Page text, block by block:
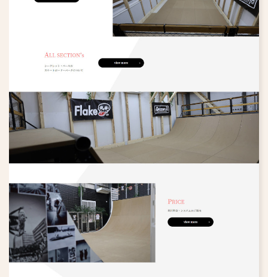
メーカー・製造業
食品・飲食店
協会・団体
ウェディング 保育園・幼稚園・学校
英会話教室